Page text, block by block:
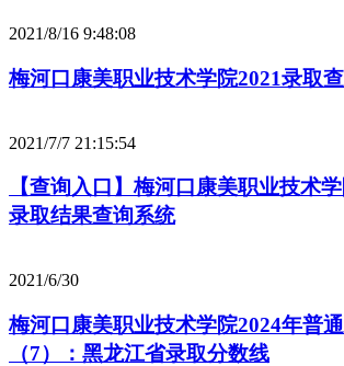
2021/8/16 9:48:08
梅河口康美职业技术学院2021录取
2021/7/7 21:15:54
【查询入口】梅河口康美职业技术
录取结果查询系统
2021/6/30
梅河口康美职业技术学院2024年普
（7）：黑龙江省录取分数线